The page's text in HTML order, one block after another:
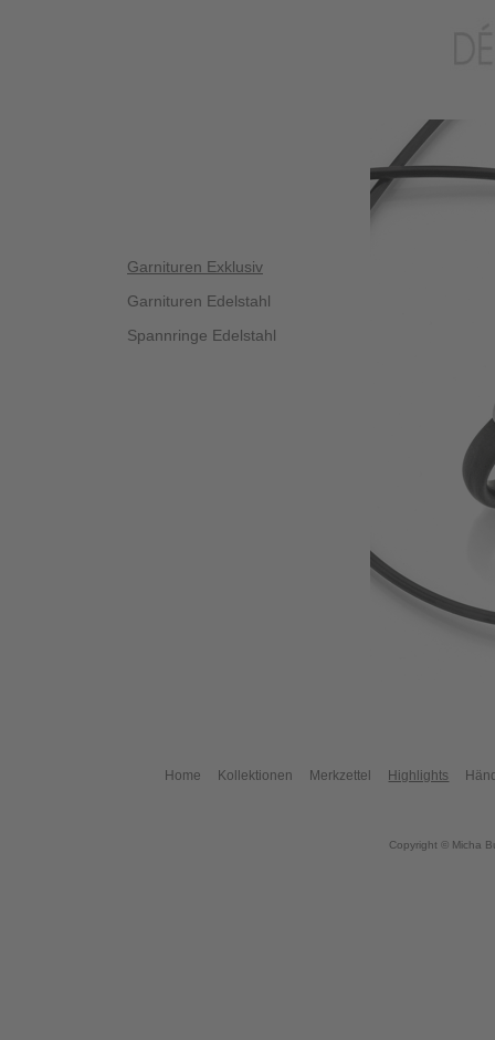
Garnituren Exklusiv
Garnituren Edelstahl
Spannringe Edelstahl
Home Kollektionen Merkzettel Highlights
Copyright © Micha